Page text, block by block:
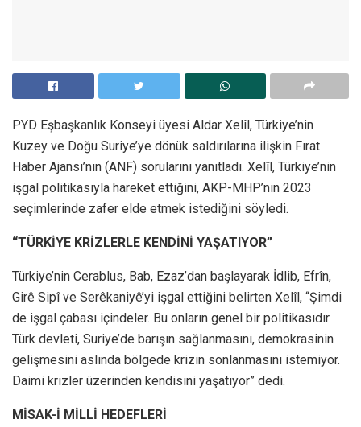
PYD Eşbaşkanlık Konseyi üyesi Aldar Xelîl, Türkiye’nin
Kuzey ve Doğu Suriye’ye dönük saldırılarına ilişkin Fırat
Haber Ajansı’nın (ANF) sorularını yanıtladı. Xelîl, Türkiye’nin
işgal politikasıyla hareket ettiğini, AKP-MHP’nin 2023
seçimlerinde zafer elde etmek istediğini söyledi.
“TÜRKİYE KRİZLERLE KENDİNİ YAŞATIYOR”
Türkiye’nin Cerablus, Bab, Ezaz’dan başlayarak İdlib, Efrîn,
Girê Sipî ve Serêkaniyê’yi işgal ettiğini belirten Xelîl, “Şimdi
de işgal çabası içindeler. Bu onların genel bir politikasıdır.
Türk devleti, Suriye’de barışın sağlanmasını, demokrasinin
gelişmesini aslında bölgede krizin sonlanmasını istemiyor.
Daimi krizler üzerinden kendisini yaşatıyor” dedi.
MİSAK-İ MİLLİ HEDEFLERİ